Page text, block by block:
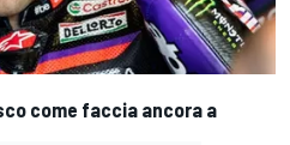
come faccia ancora a